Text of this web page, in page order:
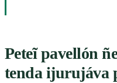
Peteĩ pavellón
tenda ijurujáva